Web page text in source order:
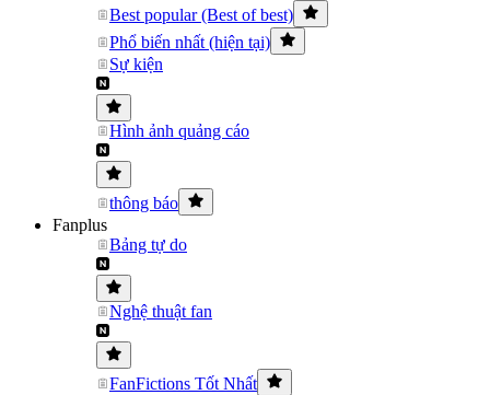
Best popular (Best of best)
Phổ biến nhất (hiện tại)
Sự kiện
Hình ảnh quảng cáo
thông báo
Fanplus
Bảng tự do
Nghệ thuật fan
FanFictions Tốt Nhất